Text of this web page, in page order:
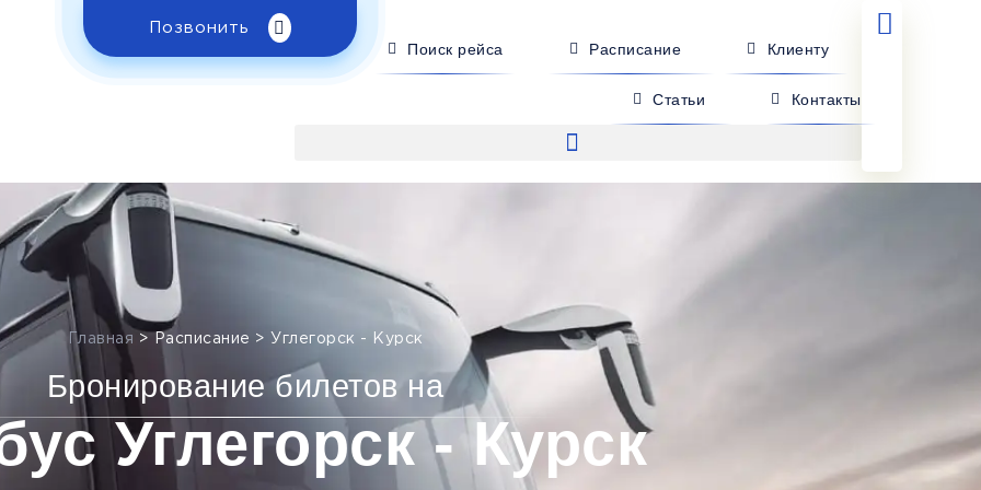
Позвонить
Поиск рейса Расписание Клиенту
Статьи Контакты
Главная > Расписание > Углегорск - Курск
Бронирование билетов на
Углегорск - Курск